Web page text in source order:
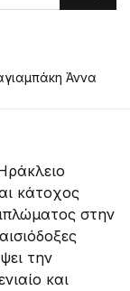
Άννα
κάτοχος
στην
την
και